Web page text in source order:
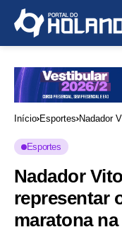
Início Esportes Nadador
Esportes
Nadador
representar
maratona